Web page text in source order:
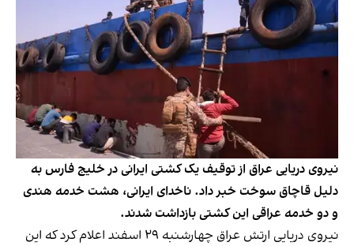
نیروی دریایی عراق از توقیف یک کشتی ایرانی در خلیج فارس به
دلیل قاچاق سوخت خبر داد. ناخدای ایرانی، هشت خدمه هندی
و دو خدمه عراقی این کشتی بازداشت شدند.
نیروی دریایی ارتش عراق چهارشنبه ۲۹ اسفند اعلام کرد که این